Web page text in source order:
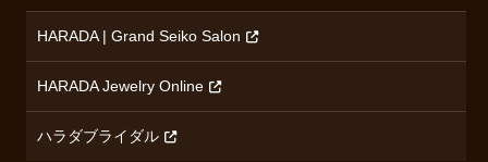
HARADA | Grand Seiko Salon
HARADA Jewelry Online
ハラダブライダル